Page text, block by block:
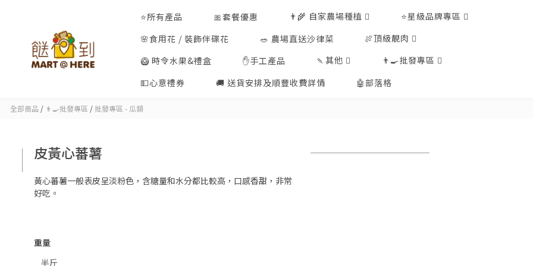
⭐所有產品 🎀套餐優惠 👨‍🌾 自家農場種植
⭐星級品牌專區
🌸食用花 / 裝飾伴碟花
🥗 農場直送沙律菜
🍖頂級靚肉
🥝 時令水果&禮盒
✋手工產品 🍡其他
👨‍🍳批發專區
💵心意禮券
🚚 送貨安排及順豐收費詳情 🤖部落格
全部商品 / 👨‍🍳批發專區 /批發專區 - 瓜類
皮黃心蕃薯
黃心蕃薯一般表皮呈淡粉色，含糖量和水分都比較高，口感香甜，非常
好吃。
重量